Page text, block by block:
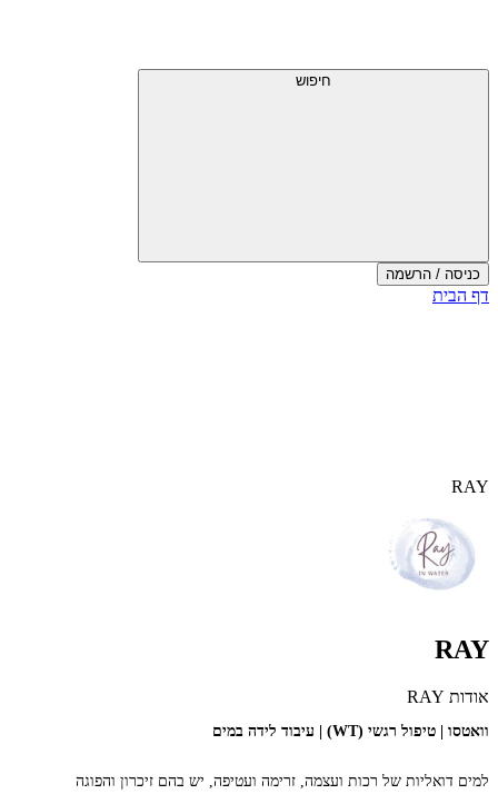
חיפוש
כניסה / הרשמה
דף הבית
RAY
RAY
אודות RAY
וואטסו | טיפול רגשי (WT) | עיבוד לידה במים
למים דואליות של רכות ועצמה, זרימה ועטיפה, יש בהם זיכרון והפוגה